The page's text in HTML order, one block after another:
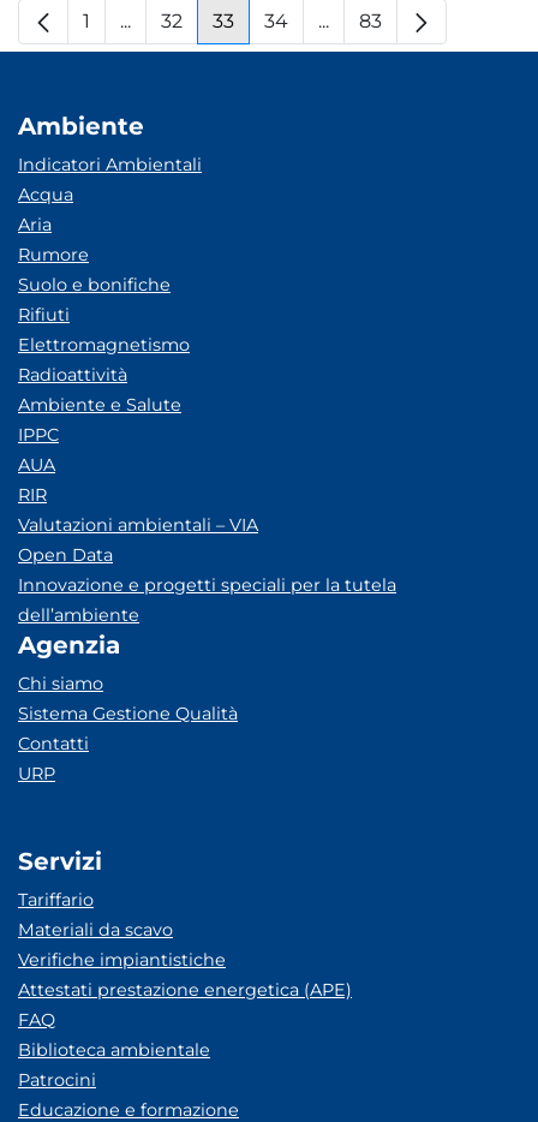
Pagina
1 ...Pagine intermedie
Pagina
32 Pagina
33 Pagina
34 ...Pagine intermedie
Pagina
83
Ambiente
Indicatori Ambientali
Acqua
Aria
Rumore
Suolo e bonifiche
Rifiuti
Elettromagnetismo
Radioattività
Ambiente e Salute
IPPC
AUA
RIR
Valutazioni ambientali – VIA
Open Data
Innovazione e progetti speciali per la tutela
dell’ambiente
Agenzia
Chi siamo
Sistema Gestione Qualità
Contatti
URP
Servizi
Tariffario
Materiali da scavo
Verifiche impiantistiche
Attestati prestazione energetica (APE)
FAQ
Biblioteca ambientale
Patrocini
Educazione e formazione